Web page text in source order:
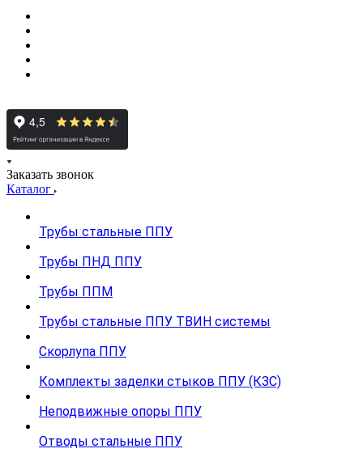
Заказать звонок
Каталог
Трубы стальные ППУ
Трубы ПНД ППУ
Трубы ППМ
Трубы стальные ППУ ТВИН системы
Скорлупа ППУ
Комплекты заделки стыков ППУ (КЗС)
Неподвижные опоры ППУ
Отводы стальные ППУ